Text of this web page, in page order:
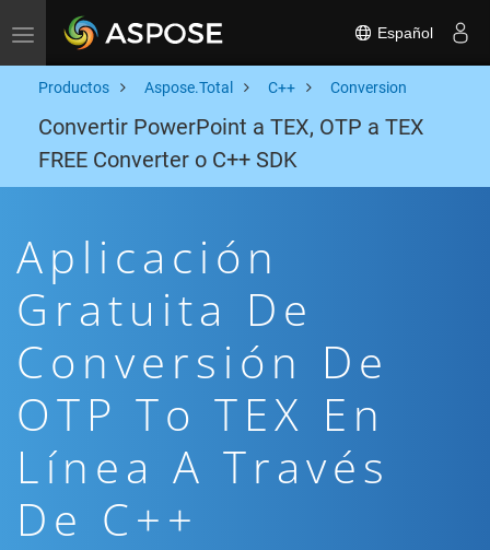
Toggle navigation Español
Productos Aspose.Total C++ Conversion
Convertir PowerPoint a TEX, OTP a TEX
FREE Converter o C++ SDK
Aplicación
Gratuita De
Conversión De
OTP To TEX En
Línea A Través
De C++